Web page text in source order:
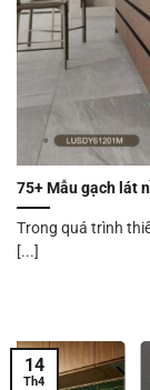
75+ Mẫu gạch lát
Trong quá trình
[...]
14
Th4